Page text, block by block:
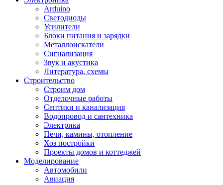
Arduino
Светодиоды
Усилители
Блоки питания и зарядки
Металлоискатели
Сигнализация
Звук и акустика
Литература, схемы
Строительство
Строим дом
Отделочные работы
Септики и канализация
Водопровод и сантехника
Электрика
Печи, камины, отопление
Хоз постройки
Проекты домов и коттеджей
Моделирование
Автомобили
Авиация